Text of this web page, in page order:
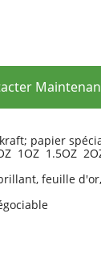
papier
1OZ 1.5OZ
feuille